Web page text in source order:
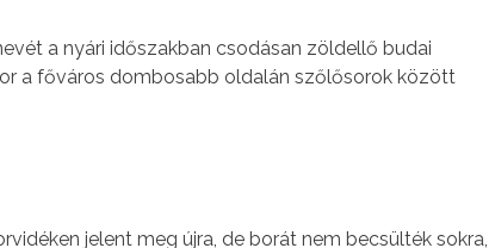
a nyári időszakban csodásan zöldellő budai
a főváros dombosabb oldalán szőlősorok között
jelent meg újra, de borát nem becsülték sokra,